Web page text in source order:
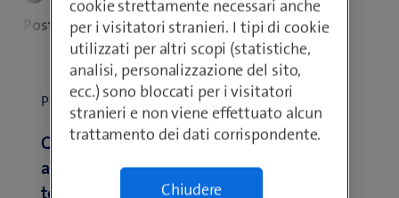
Postazioni di lavoro Impianto telefonico
Postazioni di lavoro
Quanti collaboratori nelle vostre sedi
aziendali utilizzano telefoni fissi o PC per
telefonare?
cookie strettamente necessari anche
per i visitatori stranieri. I tipi di cookie
utilizzati per altri scopi (statistiche,
analisi, personalizzazione del sito,
ecc.) sono bloccati per i visitatori
stranieri e non viene effettuato alcun
trattamento dei dati corrispondente.
Chiudere